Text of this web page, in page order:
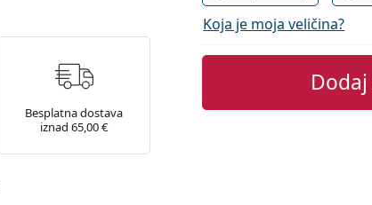
Koja je moja veličina?
Besplatna dostava
iznad 65,00 €